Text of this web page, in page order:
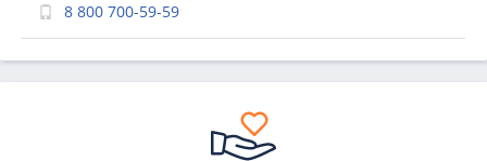
8 800 700-59-59